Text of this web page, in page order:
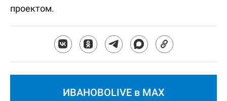
проектом.
ИВАНОВОLIVE в MAX